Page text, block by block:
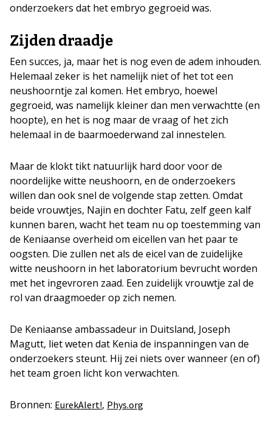
onderzoekers dat het embryo gegroeid was.
Zijden draadje
Een succes, ja, maar het is nog even de adem inhouden.
Helemaal zeker is het namelijk niet of het tot een
neushoorntje zal komen. Het embryo, hoewel
gegroeid, was namelijk kleiner dan men verwachtte (en
hoopte), en het is nog maar de vraag of het zich
helemaal in de baarmoederwand zal innestelen.
Maar de klokt tikt natuurlijk hard door voor de
noordelijke witte neushoorn, en de onderzoekers
willen dan ook snel de volgende stap zetten. Omdat
beide vrouwtjes, Najin en dochter Fatu, zelf geen kalf
kunnen baren, wacht het team nu op toestemming van
de Keniaanse overheid om eicellen van het paar te
oogsten. Die zullen net als de eicel van de zuidelijke
witte neushoorn in het laboratorium bevrucht worden
met het ingevroren zaad. Een zuidelijk vrouwtje zal de
rol van draagmoeder op zich nemen.
De Keniaanse ambassadeur in Duitsland, Joseph
Magutt, liet weten dat Kenia de inspanningen van de
onderzoekers steunt. Hij zei niets over wanneer (en of)
het team groen licht kon verwachten.
Bronnen: EurekAlert!, Phys.org